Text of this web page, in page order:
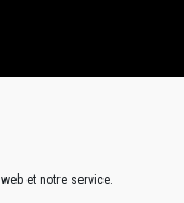
et notre service.